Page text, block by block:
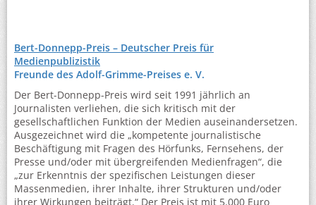
Bert-Donnepp-Preis – Deutscher Preis für
Medienpublizistik
Freunde des Adolf-Grimme-Preises e. V.
Der Bert-Donnepp-Preis wird seit 1991 jährlich an
Journalisten verliehen, die sich kritisch mit der
gesellschaftlichen Funktion der Medien auseinandersetzen.
Ausgezeichnet wird die „kompetente journalistische
Beschäftigung mit Fragen des Hörfunks, Fernsehens, der
Presse und/oder mit übergreifenden Medienfragen“, die
„zur Erkenntnis der spezifischen Leistungen dieser
Massenmedien, ihrer Inhalte, ihrer Strukturen und/oder
ihrer Wirkungen beiträgt.“ Der Preis ist mit 5.000 Euro